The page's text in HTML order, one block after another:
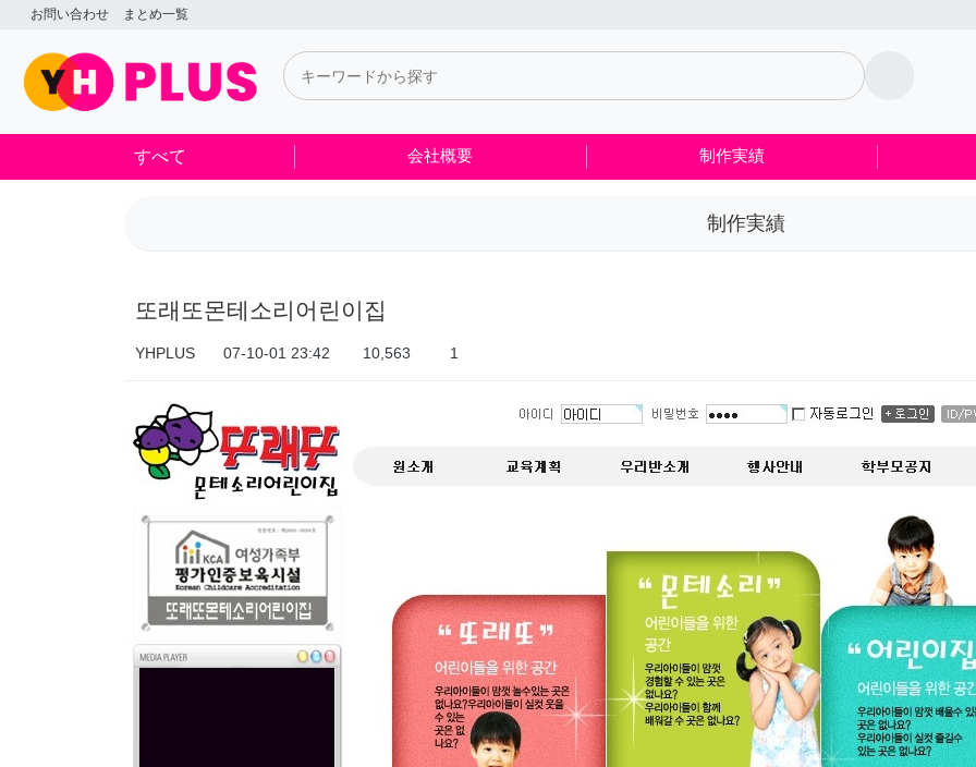
또래또몬테소리어린이집 > 制作実績
お問い合わせ まとめ一覧
すべて 会社概要 制作実績
制作実績
또래또몬테소리어린이집
YHPLUS 07-10-01 23:42 10,563 1